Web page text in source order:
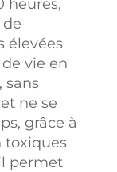
en 3
et
de
heures,
élevées
vie en
sans
ne se
grâce à
toxiques
permet